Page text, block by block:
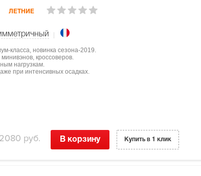
ЛЕТНИЕ
класса, новинка сезона-2019.
кроссоверов.
нагрузкам.
при интенсивных осадках.
руб. В корзину Купить в 1 клик